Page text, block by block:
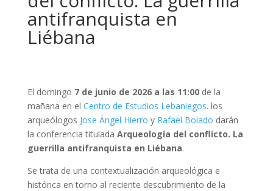
antifranquista en
Liébana
El domingo 7 de junio de 2026 a las 11:00de la
mañana en el Centro de Estudios Lebaniegos. los
arqueólogos Jose Ángel Hierro y Rafael Bolado darán
la conferencia titulada Arqueología del conflicto. La
guerrilla antifranquista en Liébana.
Se trata de una contextualización arqueológica e
histórica en torno al reciente descubrimiento de la